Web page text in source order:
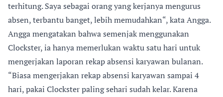
terhitung. Saya sebagai orang yang kerjanya mengurus
absen, terbantu banget, lebih memudahkan“, kata Angga.
Angga mengatakan bahwa semenjak menggunakan
Clockster, ia hanya memerlukan waktu satu hari untuk
mengerjakan laporan rekap absensi karyawan bulanan.
“Biasa mengerjakan rekap absensi karyawan sampai 4
hari, pakai Clockster paling sehari sudah kelar. Karena